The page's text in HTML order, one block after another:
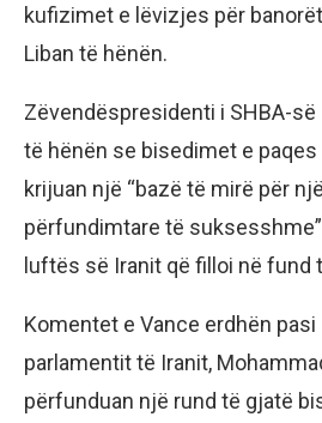
kufizimet e lëvizjes për
Liban të hënën.
Zëvendëspresidenti i SHBA-së
të hënën se bisedimet e
krijuan një “bazë të mirë për
përfundimtare të suksesshme”
luftës së Iranit që filloi në fund
Komentet e Vance erdhën pasi
parlamentit të Iranit,
përfunduan një rund të gjatë